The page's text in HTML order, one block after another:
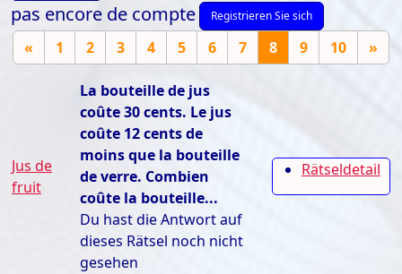
pas encore de compte
Registrieren Sie sich
« 1 2 3 4 5 6 7 8 9 10 »
Jus de
fruit
La bouteille de jus
coûte 30 cents. Le jus
coûte 12 cents de
moins que la bouteille
de verre. Combien
coûte la bouteille...
Du hast die Antwort auf
dieses Rätsel noch nicht
gesehen
Rätseldetail